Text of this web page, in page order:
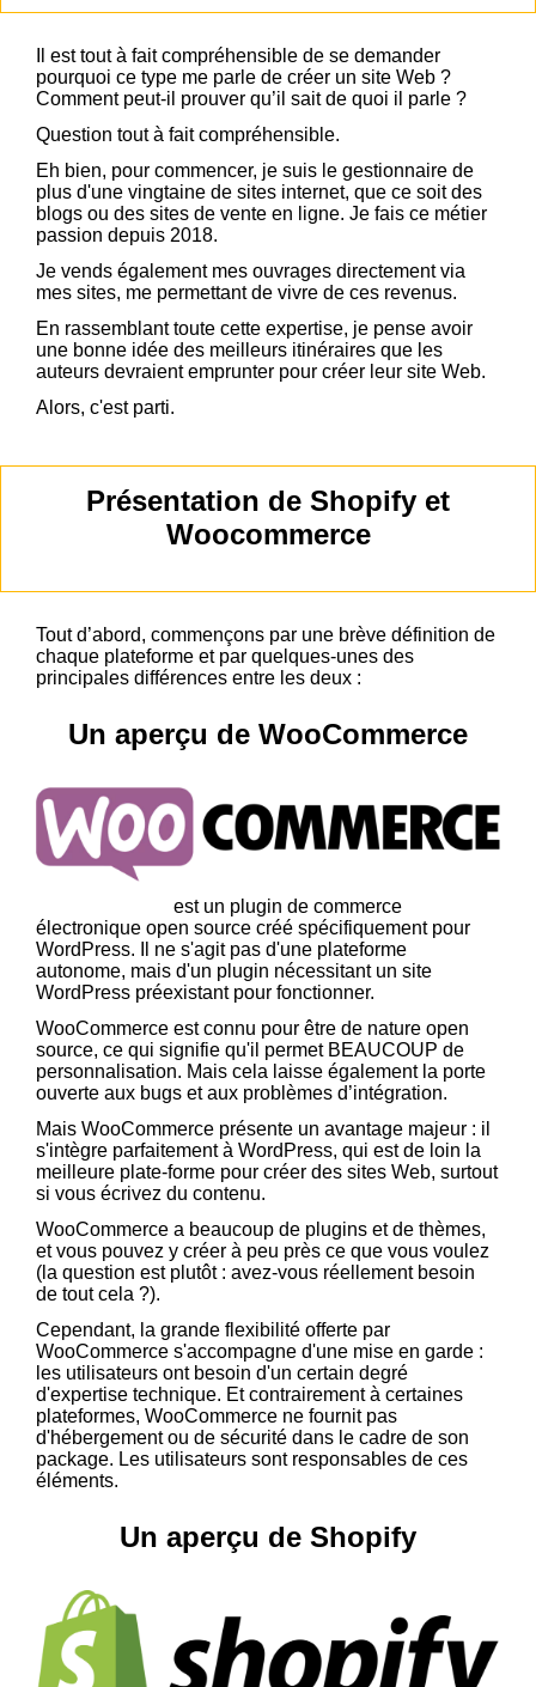
Il est tout à fait compréhensible de se demander
pourquoi ce type me parle de créer un site Web ?
Comment peut-il prouver qu’il sait de quoi il parle ?
Question tout à fait compréhensible.
Eh bien, pour commencer, je suis le gestionnaire de
plus d'une vingtaine de sites internet, que ce soit des
blogs ou des sites de vente en ligne. Je fais ce métier
passion depuis 2018.
Je vends également mes ouvrages directement via
mes sites, me permettant de vivre de ces revenus.
En rassemblant toute cette expertise, je pense avoir
une bonne idée des meilleurs itinéraires que les
auteurs devraient emprunter pour créer leur site Web.
Alors, c'est parti.
Présentation de Shopify et
Woocommerce
Tout d’abord, commençons par une brève définition de
chaque plateforme et par quelques-unes des
principales différences entre les deux :
Un aperçu de WooCommerce
est un plugin de commerce
électronique open source créé spécifiquement pour
WordPress. Il ne s'agit pas d'une plateforme
autonome, mais d'un plugin nécessitant un site
WordPress préexistant pour fonctionner.
WooCommerce est connu pour être de nature open
source, ce qui signifie qu'il permet BEAUCOUP de
personnalisation. Mais cela laisse également la porte
ouverte aux bugs et aux problèmes d’intégration.
Mais WooCommerce présente un avantage majeur : il
s'intègre parfaitement à WordPress, qui est de loin la
meilleure plate-forme pour créer des sites Web, surtout
si vous écrivez du contenu.
WooCommerce a beaucoup de plugins et de thèmes,
et vous pouvez y créer à peu près ce que vous voulez
(la question est plutôt : avez-vous réellement besoin
de tout cela ?).
Cependant, la grande flexibilité offerte par
WooCommerce s'accompagne d'une mise en garde :
les utilisateurs ont besoin d'un certain degré
d'expertise technique. Et contrairement à certaines
plateformes, WooCommerce ne fournit pas
d'hébergement ou de sécurité dans le cadre de son
package. Les utilisateurs sont responsables de ces
éléments.
Un aperçu de Shopify